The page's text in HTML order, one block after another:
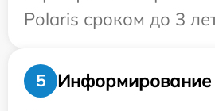
Polaris сроком до 3
5
Информирование